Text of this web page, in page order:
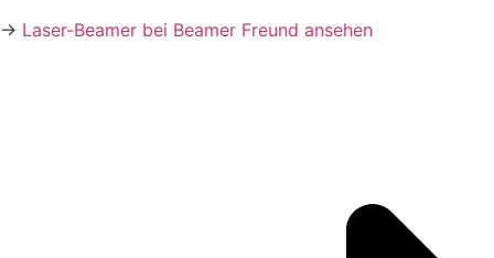
→ Laser-Beamer bei Beamer Freund ansehen